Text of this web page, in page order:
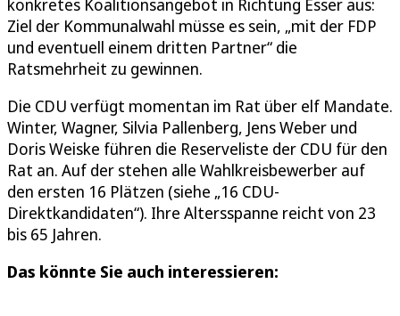
konkretes Koalitionsangebot in Richtung Esser aus:
Ziel der Kommunalwahl müsse es sein, „mit der FDP
und eventuell einem dritten Partner“ die
Ratsmehrheit zu gewinnen.
Die CDU verfügt momentan im Rat über elf Mandate.
Winter, Wagner, Silvia Pallenberg, Jens Weber und
Doris Weiske führen die Reserveliste der CDU für den
Rat an. Auf der stehen alle Wahlkreisbewerber auf
den ersten 16 Plätzen (siehe „16 CDU-
Direktkandidaten“). Ihre Altersspanne reicht von 23
bis 65 Jahren.
Das könnte Sie auch interessieren: